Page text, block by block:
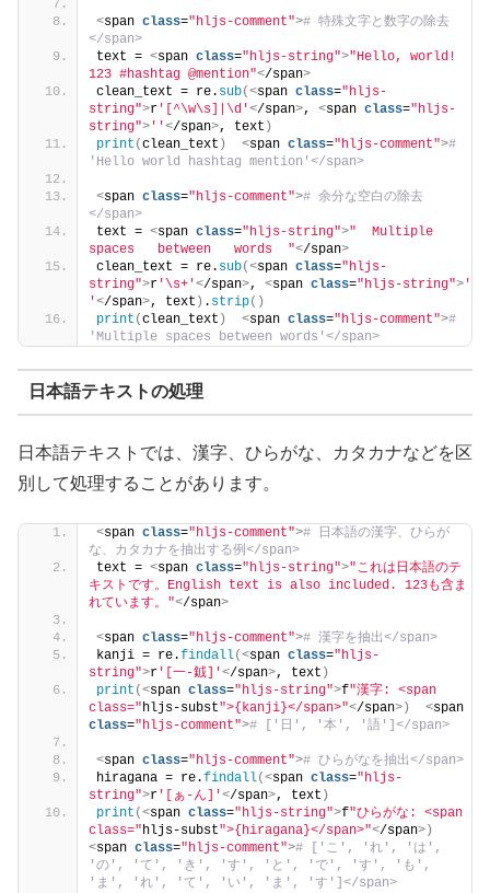
<span class="hljs-comment"># 特殊文字と数字の除去
</span>
text = <span class="hljs-string">"Hello, world!
123 #hashtag @mention"</span>
clean_text = re. sub(<span class="hljs-
string">r '[^\w\s]|\d'</span>, <span class="hljs-
string"> ''</span>, text )
print (clean_text ) <span class="hljs-comment">#
'Hello world hashtag mention'</span>
<span class="hljs-comment"># 余分な空白の除去
</span>
text = <span class="hljs-string">"  Multiple
spaces   between   words  "</span>
clean_text = re. sub(<span class="hljs-
string">r '\s+'</span>, <span class="hljs-string"> '
'</span>, text ) . strip()
print (clean_text ) <span class="hljs-comment">#
'Multiple spaces between words'</span>
日本語テキストの処理
日本語テキストでは、漢字、ひらがな、カタカナなどを区
別して処理することがあります。
<span class="hljs-comment"># 日本語の漢字、ひらが
な、カタカナを抽出する例</span>
text = <span class="hljs-string">"これは日本語のテ
キストです。English text is also included. 123も含ま
れています。"</span>
<span class="hljs-comment"># 漢字を抽出</span>
kanji = re.findall(<span class="hljs-
string">r '[一-龯]'</span>, text )
print (<span class="hljs-string">f"漢字: <span
class="hljs-subst">{kanji}</span>"</span>) <
class="hljs-comment"># ['日', '本', '語']</span>
<span class="hljs-comment"># ひらがなを抽出</span>
hiragana = re.findall(<span class="hljs-
string">r '[ぁ-ん]'</span>, text )
print (<span class="hljs-string">f"ひらがな: <span
class="hljs-subst">{hiragana}</span>"</span>)
<span class="hljs-comment"># ['こ', 'れ', 'は',
'の', 'て', 'き', 'す', 'と', 'で', 'す', 'も',
'ま', 'れ', 'て', 'い', 'ま', 'す']</span>